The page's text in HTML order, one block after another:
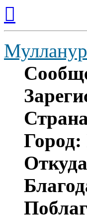
началу
Мулланур
Город: